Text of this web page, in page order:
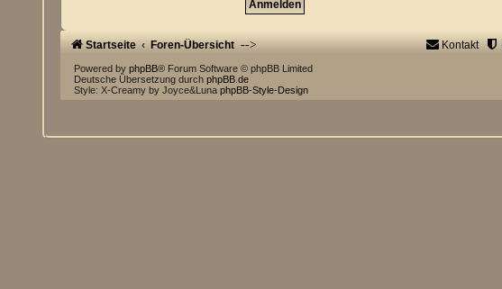
Startseite Foren-Übersicht --> Kontakt
Powered byphpBB® Forum Software © phpBB Limited
Deutsche Übersetzung durchphpBB.de
Style: X-Creamy by Joyce&LunaphpBB-Style-Design